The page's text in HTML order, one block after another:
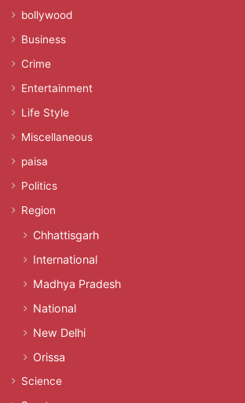
bollywood
Business
Crime
Entertainment
Life Style
Miscellaneous
paisa
Politics
Region
Chhattisgarh
International
Madhya Pradesh
National
New Delhi
Orissa
Science